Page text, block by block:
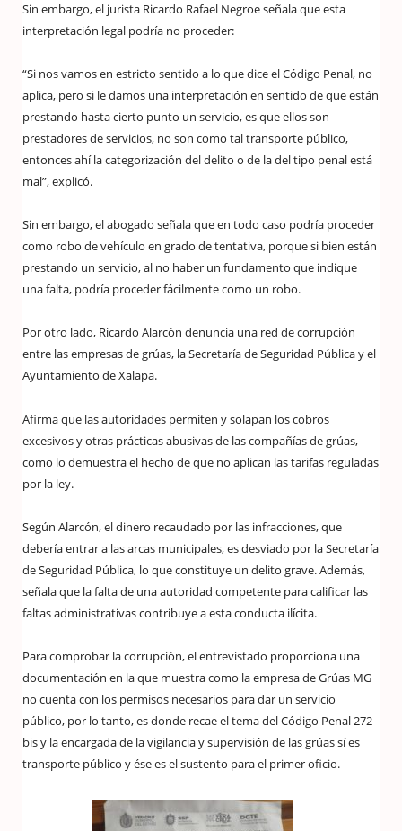
Sin embargo, el jurista Ricardo Rafael Negroe señala que esta
interpretación legal podría no proceder:
“Si nos vamos en estricto sentido a lo que dice el Código Penal, no
aplica, pero si le damos una interpretación en sentido de que están
prestando hasta cierto punto un servicio, es que ellos son
prestadores de servicios, no son como tal transporte público,
entonces ahí la categorización del delito o de la del tipo penal está
mal”, explicó.
Sin embargo, el abogado señala que en todo caso podría proceder
como robo de vehículo en grado de tentativa, porque si bien están
prestando un servicio, al no haber un fundamento que indique
una falta, podría proceder fácilmente como un robo.
Por otro lado, Ricardo Alarcón denuncia una red de corrupción
entre las empresas de grúas, la Secretaría de Seguridad Pública y el
Ayuntamiento de Xalapa.
Afirma que las autoridades permiten y solapan los cobros
excesivos y otras prácticas abusivas de las compañías de grúas,
como lo demuestra el hecho de que no aplican las tarifas reguladas
por la ley.
Según Alarcón, el dinero recaudado por las infracciones, que
debería entrar a las arcas municipales, es desviado por la Secretaría
de Seguridad Pública, lo que constituye un delito grave. Además,
señala que la falta de una autoridad competente para calificar las
faltas administrativas contribuye a esta conducta ilícita.
Para comprobar la corrupción, el entrevistado proporciona una
documentación en la que muestra como la empresa de Grúas MG
no cuenta con los permisos necesarios para dar un servicio
público, por lo tanto, es donde recae el tema del Código Penal 272
bis y la encargada de la vigilancia y supervisión de las grúas sí es
transporte público y ése es el sustento para el primer oficio.